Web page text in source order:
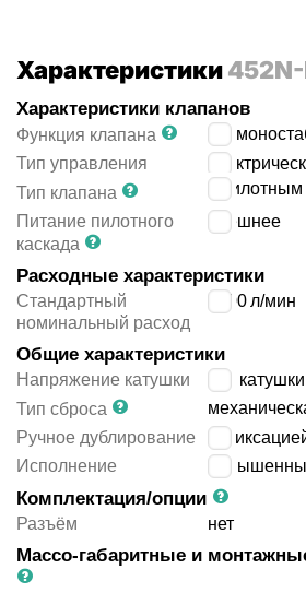
Характеристики
Характеристики клапанов
Функция клапана
5/2
Тип управления
Тип клапана
с
Питание пилотного
каскада
внешнее
Расходные характеристики
Стандартный
номинальный расход
4000 л/мин
Общие характеристики
Напряжение катушки
без катушки
Тип сброса
Ручное дублирование
с
Исполнение
Комплектация/опции
Разъём нет
Массо-габаритные и